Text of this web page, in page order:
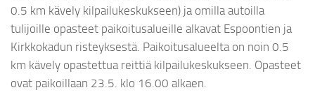
0.5 km kävely kilpailukeskukseen) ja omilla autoilla
tulijoille opasteet paikoitusalueille alkavat Espoontien ja
Kirkkokadun risteyksestä. Paikoitusalueelta on noin 0.5
km kävely opastettua reittiä kilpailukeskukseen. Opasteet
ovat paikoillaan 23.5. klo 16.00 alkaen.